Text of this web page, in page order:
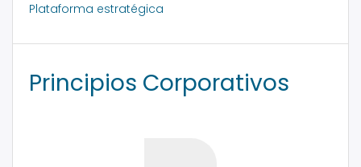
Plataforma estratégica
Principios Corporativos